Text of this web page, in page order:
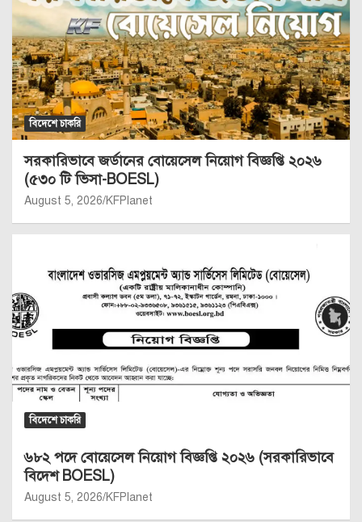
বিদেশে চাকরি
সরকারিভাবে জর্ডানের বোয়েসেল নিয়োগ বিজ্ঞপ্তি ২০২৬
(৫৩০ টি ভিসা-BOESL)
August 5, 2026 KFPlanet
বিদেশে চাকরি
৬৮২ পদে বোয়েসেল নিয়োগ বিজ্ঞপ্তি ২০২৬ (সরকারিভাবে
বিদেশ BOESL)
August 5, 2026 KFPlanet